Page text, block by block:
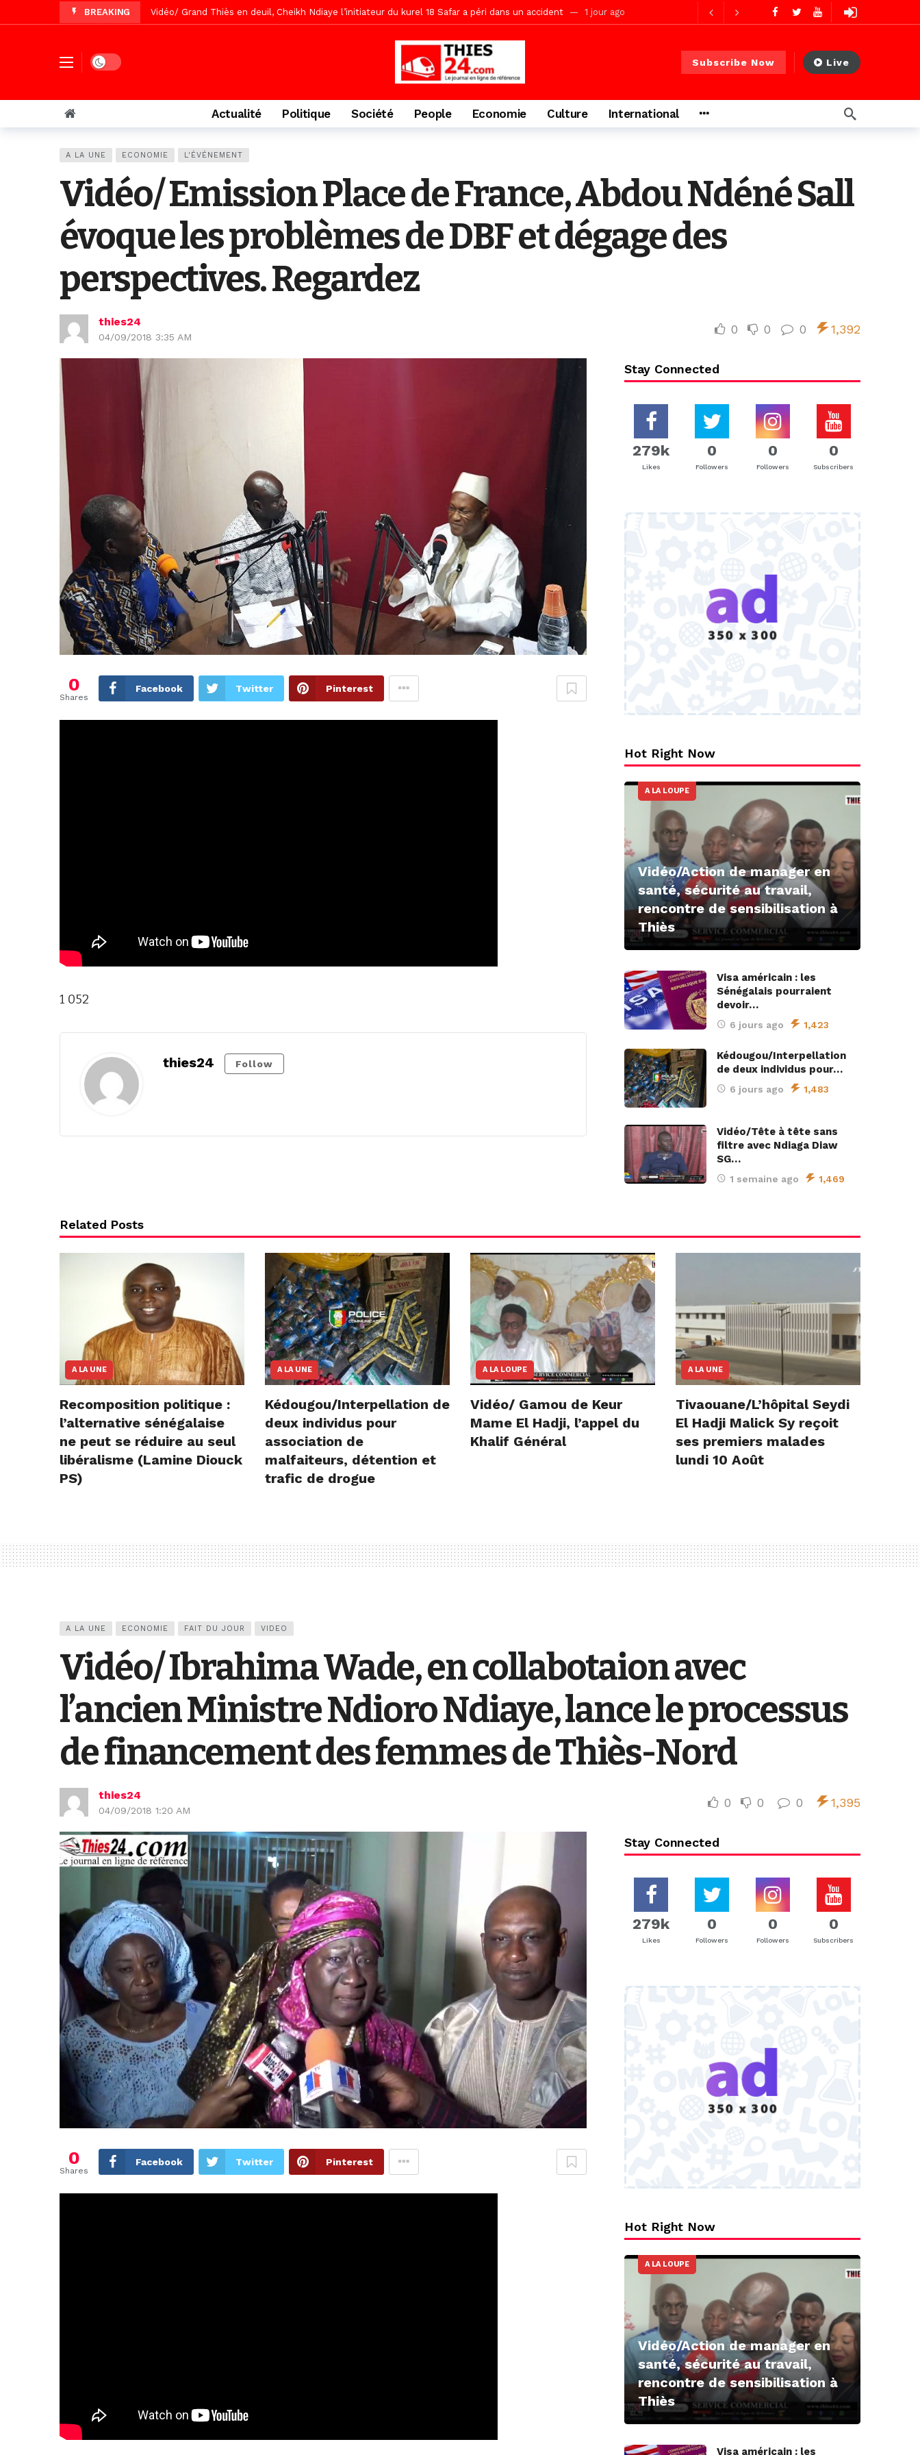
BREAKING Vidéo/ Grand Thiès en deuil, Cheikh Ndiaye l’initiateur du kurel 18 Safar a péri dans un accident 1 jour ago
Vidéo/Magal Serigne Abdoulaye Yakhine, le Comité d’organisation dévoile ses priorités
Vidéo/Chérif Nehma Aïdara Diamaguène Nimzath Thiès, mesures annoncées pour une réussite
Tivaouane/L’hôpital Seydi El Hadji Malick Sy reçoit ses premiers malades lundi 10 Août 2 jours ago
Recomposition politique : l’alternative sénégalaise ne peut se réduire au seul libéralisme (Lamine Diouck PS) 2 jours ago
Vidéo/ Préparation Gamou 2026, Keur Mame El Hadji décline ses priorités devant le Gouverneur
Vidéo/ Magal 2026, le train a transporté 9.651 passagers, l’équivalent de 600 minibus 16 heures ago
Dark mode Subscribe Now Live
Actualité Politique Société People Economie Culture International
A LA UNE ECONOMIE L'ÉVÉNEMENT
Vidéo/ Emission Place de France, Abdou Ndéné Sall
évoque les problèmes de DBF et dégage des
perspectives. Regardez
thies24
04/09/2018 3:35 AM
0 0 0 1,392
0
Shares
Facebook Twitter Pinterest
1 052
thies24 Follow
Stay Connected
279k
Likes
0
Followers
0
Followers
0
Subscribers
Hot Right Now
A LA LOUPE
Vidéo/Action de manager en
santé, sécurité au travail,
rencontre de sensibilisation à
Thiès
Visa américain : les
Sénégalais pourraient
devoir…
6 jours ago 1,423
Kédougou/Interpellation
de deux individus pour…
6 jours ago 1,483
Vidéo/Tête à tête sans
filtre avec Ndiaga Diaw
SG…
1 semaine ago 1,469
Related Posts
A LA UNE
Recomposition politique :
l’alternative sénégalaise
ne peut se réduire au seul
libéralisme (Lamine Diouck
PS)
A LA UNE
Kédougou/Interpellation de
deux individus pour
association de
malfaiteurs, détention et
trafic de drogue
A LA LOUPE
Vidéo/ Gamou de Keur
Mame El Hadji, l’appel du
Khalif Général
A LA UNE
Tivaouane/L’hôpital Seydi
El Hadji Malick Sy reçoit
ses premiers malades
lundi 10 Août
A LA UNE ECONOMIE FAIT DU JOUR VIDEO
Vidéo/ Ibrahima Wade, en collabotaion avec
l’ancien Ministre Ndioro Ndiaye, lance le processus
de financement des femmes de Thiès-Nord
thies24
04/09/2018 1:20 AM
0 0 0 1,395
0
Shares
Facebook Twitter Pinterest
Stay Connected
279k
Likes
0
Followers
0
Followers
0
Subscribers
Hot Right Now
A LA LOUPE
Vidéo/Action de manager en
santé, sécurité au travail,
rencontre de sensibilisation à
Thiès
Visa américain : les